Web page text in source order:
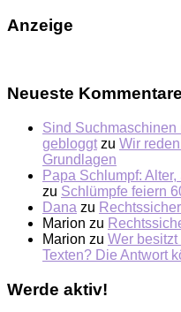
Anzeige
Neueste Kommentare
Sind
gebloggt zu Wir
Grundlagen
Papa Schlumpf:
zu Schlümpfe feiern
Dana zu
Marion zu
Marion zu Wer
Texten? Die Antwort
Werde aktiv!